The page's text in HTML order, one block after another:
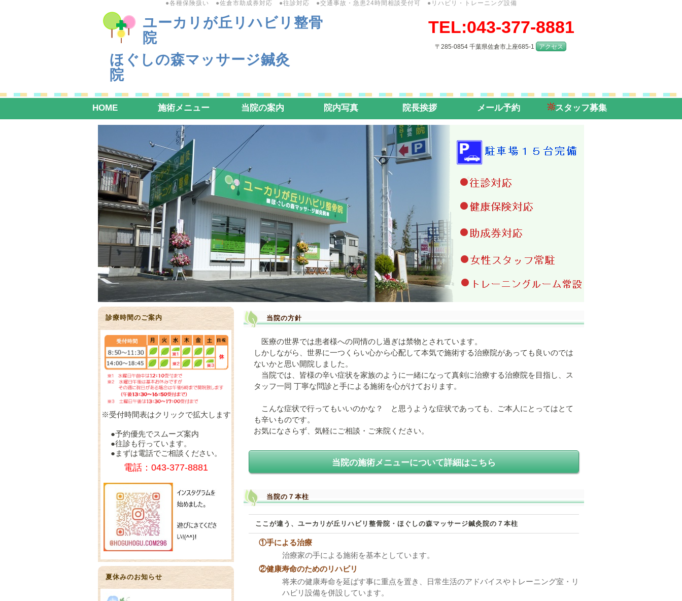
●各種保険扱い ●佐倉市助成券対応 ●往診対応 ●交通事故・急患24時間相談受付可 ●リハビリ・トレーニング設備
ユーカリが丘リハビリ整骨
院
ほぐしの森マッサージ鍼灸
院
TEL:043-377-8881
〒285-0854 千葉県佐倉市上座685-1 アクセス
HOME 施術メニュー 当院の案内 院内写真 院長挨拶 メール予約 スタッフ募集
当院の方針
医療の世界では患者様への同情のし過ぎは禁物とされています。
しかしながら、世界に一つくらい心から心配して本気で施術する治療院があっても良いのでは
ないかと思い開院しました。
当院では、皆様の辛い症状を家族のように一緒になって真剣に治療する治療院を目指し、ス
タッフ一同 丁寧な問診と手による施術を心がけております。
こんな症状で行ってもいいのかな？ と思うような症状であっても、ご本人にとってはとて
も辛いものです。
お気になさらず、気軽にご相談・ご来院ください。
当院の施術メニューについて詳細はこちら
当院の７本柱
ここが違う、ユーカリが丘リハビリ整骨院・ほぐしの森マッサージ鍼灸院の７本柱
①手による治療
治療家の手による施術を基本としています。
②健康寿命のためのリハビリ
将来の健康寿命を延ばす事に重点を置き、日常生活のアドバイスやトレーニング室・リ
ハビリ設備を併設しています。
診療時間のご案内
※受付時間表はクリックで拡大します
●予約優先でスムーズ案内
●往診も行っています。
●まずは電話でご相談ください。
電話：043-377-8881
夏休みのお知らせ